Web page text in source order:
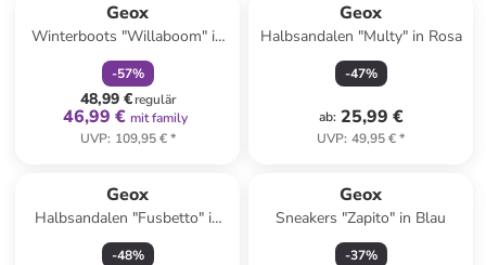
Geox
Winterboots "Willaboom" in
Grau
-57%
48,99 €regulär
46,99 € mit family
UVP: 109,95 €*
Geox
Halbsandalen "Multy" in Rosa
-47%
ab: 25,99 €
UVP: 49,95 €*
Geox
Halbsandalen "Fusbetto" in
Pink
-48%
Geox
Sneakers "Zapito" in Blau
-37%